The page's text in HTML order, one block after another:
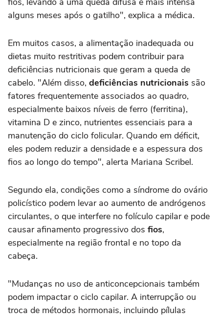
alguns meses após o gatilho", explica a médica.
Em muitos casos, a alimentação inadequada ou
dietas muito restritivas podem contribuir para
deficiências nutricionais que geram a queda de
cabelo. "Além disso, deficiências nutricionais são
fatores frequentemente associados ao quadro,
especialmente baixos níveis de ferro (ferritina),
vitamina D e zinco, nutrientes essenciais para a
manutenção do ciclo folicular. Quando em déficit,
eles podem reduzir a densidade e a espessura dos
fios ao longo do tempo", alerta Mariana Scribel.
Segundo ela, condições como a síndrome do ovário
policístico podem levar ao aumento de andrógenos
circulantes, o que interfere no folículo capilar e pode
causar afinamento progressivo dos fios,
especialmente na região frontal e no topo da
cabeça.
"Mudanças no uso de anticoncepcionais também
podem impactar o ciclo capilar. A interrupção ou
troca de métodos hormonais, incluindo pílulas